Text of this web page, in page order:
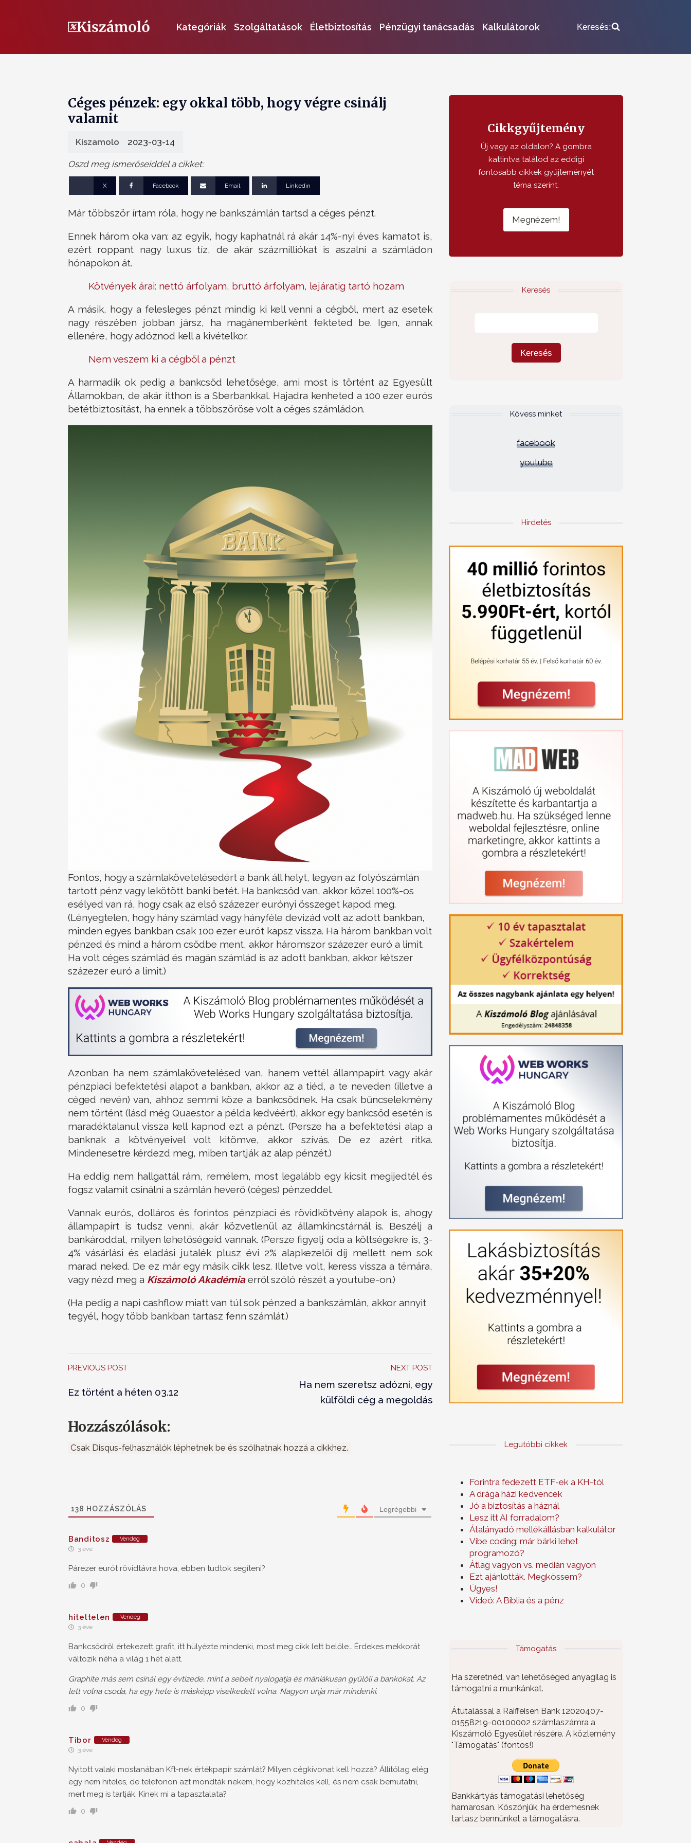
Kategóriák Szolgáltatások Életbiztosítás Pénzügyi tanácsadás Kalkulátorok Keresés:
Céges pénzek: egy okkal több, hogy végre csinálj
valamit
Kiszamolo 2023-03-14
Oszd meg ismerőseiddel a cikket:
X Facebook Email Linkedin
Már többször írtam róla, hogy ne bankszámlán tartsd a céges pénzt.
Ennek három oka van: az egyik, hogy kaphatnál rá akár 14%-nyi éves kamatot is,
ezért roppant nagy luxus tíz, de akár százmilliókat is aszalni a számládon
hónapokon át.
Kötvények árai: nettó árfolyam, bruttó árfolyam, lejáratig tartó hozam
A másik, hogy a felesleges pénzt mindig ki kell venni a cégből, mert az esetek
nagy részében jobban jársz, ha magánemberként fekteted be. Igen, annak
ellenére, hogy adóznod kell a kivételkor.
Nem veszem ki a cégből a pénzt
A harmadik ok pedig a bankcsőd lehetősége, ami most is történt az Egyesült
Államokban, de akár itthon is a Sberbankkal. Hajadra kenheted a 100 ezer eurós
betétbiztosítást, ha ennek a többszöröse volt a céges számládon.
Fontos, hogy a számlakövetelésedért a bank áll helyt, legyen az folyószámlán
tartott pénz vagy lekötött banki betét. Ha bankcsőd van, akkor közel 100%-os
esélyed van rá, hogy csak az első százezer eurónyi összeget kapod meg.
(Lényegtelen, hogy hány számlád vagy hányféle devizád volt az adott bankban,
minden egyes bankban csak 100 ezer eurót kapsz vissza. Ha három bankban volt
pénzed és mind a három csődbe ment, akkor háromszor százezer euró a limit.
Ha volt céges számlád és magán számlád is az adott bankban, akkor kétszer
százezer euró a limit.)
Azonban ha nem számlakövetelésed van, hanem vettél állampapírt vagy akár
pénzpiaci befektetési alapot a bankban, akkor az a tiéd, a te neveden (illetve a
céged nevén) van, ahhoz semmi köze a bankcsődnek. Ha csak bűncselekmény
nem történt (lásd még Quaestor a példa kedvéért), akkor egy bankcsőd esetén is
maradéktalanul vissza kell kapnod ezt a pénzt. (Persze ha a befektetési alap a
banknak a kötvényeivel volt kitömve, akkor szívás. De ez azért ritka.
Mindenesetre kérdezd meg, miben tartják az alap pénzét.)
Ha eddig nem hallgattál rám, remélem, most legalább egy kicsit megijedtél és
fogsz valamit csinálni a számlán heverő (céges) pénzeddel.
Vannak eurós, dolláros és forintos pénzpiaci és rövidkötvény alapok is, ahogy
állampapírt is tudsz venni, akár közvetlenül az államkincstárnál is. Beszélj a
bankároddal, milyen lehetőségeid vannak. (Persze figyelj oda a költségekre is, 3-
4% vásárlási és eladási jutalék plusz évi 2% alapkezelői díj mellett nem sok
marad neked. De ez már egy másik cikk lesz. Illetve volt, keress vissza a témára,
vagy nézd meg a Kiszámoló Akadémia erről szóló részét a youtube-on.)
(Ha pedig a napi cashflow miatt van túl sok pénzed a bankszámlán, akkor annyit
tegyél, hogy több bankban tartasz fenn számlát.)
PREVIOUS POST
Ez történt a héten 03.12
NEXT POST
Ha nem szeretsz adózni, egy
külföldi cég a megoldás
Hozzászólások:
Csak Disqus-felhasználók léphetnek be és szólhatnak hozzá a cikkhez.
138 HOZZÁSZÓLÁS Legrégebbi
Banditosz Vendég
3 éve
Párezer eurót rövidtávra hova, ebben tudtok segíteni?
0
hiteltelen Vendég
3 éve
Bankcsődről értekezett grafit, itt hülyézte mindenki, most meg cikk lett belőle… Érdekes mekkorát
változik néha a világ 1 hét alatt.
Graphite más sem csinál egy évtizede, mint a sebeit nyalogatja és mániákusan gyűlöli a bankokat. Az
lett volna csoda, ha egy hete is másképp viselkedett volna. Nagyon unja már mindenki.
0
Tibor Vendég
3 éve
Nyitott valaki mostanában Kft-nek értékpapír számlát? Milyen cégkivonat kell hozzá? Állítólag elég
egy nem hiteles, de telefonon azt mondták nekem, hogy kozhiteles kell, és nem csak bemutatni,
mert meg is tartják. Kinek mi a tapasztalata?
0
Cikkgyűjtemény
Új vagy az oldalon? A gombra
kattintva találod az eddigi
fontosabb cikkek gyűjteményét
téma szerint.
Megnézem!
Keresés
Kövess minket
facebook
youtube
Hirdetés
Legutóbbi cikkek
Forintra fedezett ETF-ek a KH-tól
A drága házi kedvencek
Jó a biztosítás a háznál
Lesz itt AI forradalom?
Átalányadó mellékállásban kalkulátor
Vibe coding: már bárki lehet
programozó?
Átlag vagyon vs. medián vagyon
Ezt ajánlották. Megkössem?
Ügyes!
Videó: A Biblia és a pénz
Támogatás
Ha szeretnéd, van lehetőséged anyagilag is
támogatni a munkánkat.
Átutalással a Raiffeisen Bank 12020407-
01558219-00100002 számlaszámra a
Kiszámoló Egyesület részére. A közlemény
"Támogatás" (fontos!)
Bankkártyás támogatási lehetőség
hamarosan. Köszönjük, ha érdemesnek
tartasz bennünket a támogatásra.